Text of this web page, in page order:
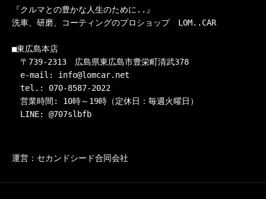
『クルマとの豊かな人生のために..』
洗車、研磨、コーティングのプロショップ　LOM..CAR
■東広島本店
〒739-2313　広島県東広島市豊栄町清武378
e-mail: info@lomcar.net
tel.: 070-8587-2022
営業時間: 10時～19時（定休日：毎週火曜日）
LINE: @707slbfb
運営：セカンドシード合同会社